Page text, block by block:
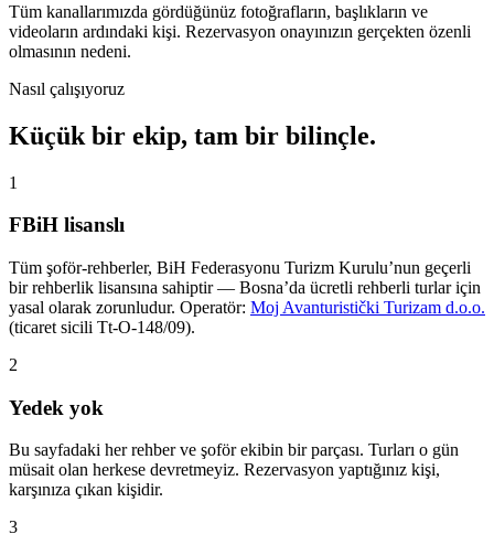
Tüm kanallarımızda gördüğünüz fotoğrafların, başlıkların ve
videoların ardındaki kişi. Rezervasyon onayınızın gerçekten özenli
olmasının nedeni.
Nasıl çalışıyoruz
Küçük bir ekip, tam bir bilinçle.
1
FBiH lisanslı
Tüm şoför-rehberler, BiH Federasyonu Turizm Kurulu’nun geçerli
bir rehberlik lisansına sahiptir — Bosna’da ücretli rehberli turlar için
yasal olarak zorunludur. Operatör: Moj Avanturistički Turizam d.o.o.
(ticaret sicili Tt-O-148/09).
2
Yedek yok
Bu sayfadaki her rehber ve şoför ekibin bir parçası. Turları o gün
müsait olan herkese devretmeyiz. Rezervasyon yaptığınız kişi,
karşınıza çıkan kişidir.
3